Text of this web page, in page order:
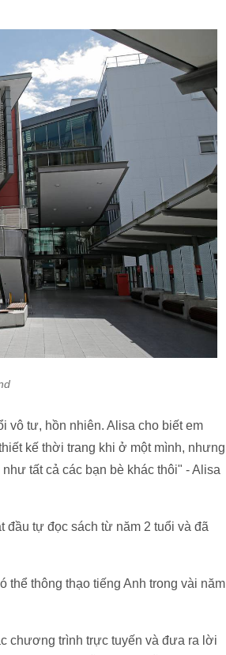
vô tư, hồn nhiên. Alisa cho biết em
kế thời trang khi ở một mình, nhưng
tất cả các bạn bè khác thôi" - Alisa
đầu tự đọc sách từ năm 2 tuổi và đã
thể thông thạo tiếng Anh trong vài năm
chương trình trực tuyến và đưa ra lời